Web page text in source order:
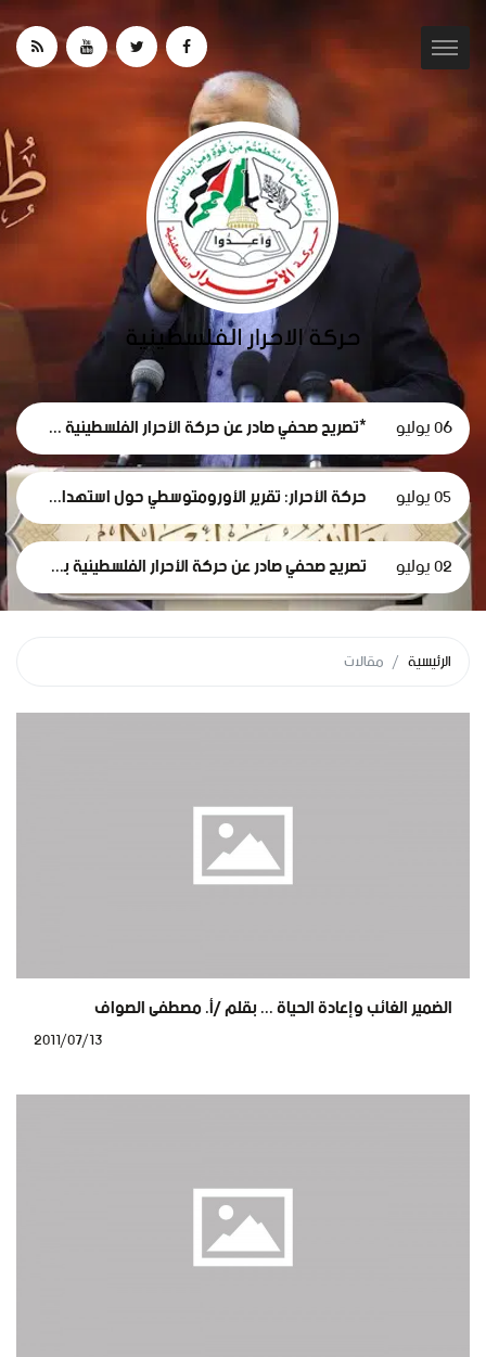
06 يوليو *تصريح صحفي صادر عن حركة الأحرار الفلسطينية حول استقالة لجنة الطوارئ في غزة
05 يوليو حركة الأحرار: تقرير الأورومتوسطي حول استهداف الرموز الطبية في سجون الاحتلال وثيقة إدانة وجريمة حرب موصوفة
02 يوليو تصريح صحفي صادر عن حركة الأحرار الفلسطينية بمناسبة مرور 1000 يومٍ من حرب الإبادة... وفظاعة جرائم الاحتلال في قطاع غزة*
الرئيسية مقالات
الضمير الغائب وإعادة الحياة ... بقلم /أ. مصطفى الصواف